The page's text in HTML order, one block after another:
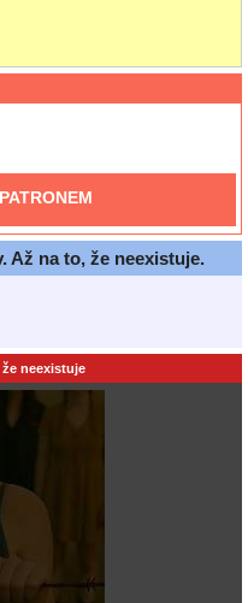
Až na to, že neexistuje.
neexistuje